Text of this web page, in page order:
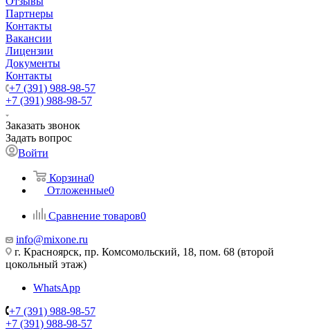
Партнеры
Контакты
Вакансии
Лицензии
Документы
Контакты
+7 (391) 988-98-57
+7 (391) 988-98-57
Заказать звонок
Задать вопрос
Войти
Корзина0
Отложенные0
Сравнение товаров0
info@mixone.ru
г. Красноярск, пр. Комсомольский, 18, пом. 68 (второй
цокольный этаж)
WhatsApp
+7 (391) 988-98-57
+7 (391) 988-98-57